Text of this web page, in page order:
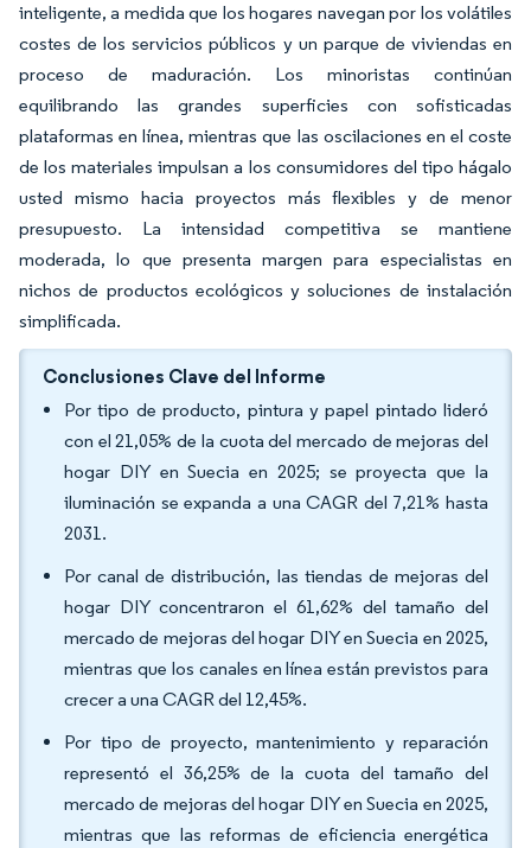
inteligente, a medida que los hogares navegan por los volátiles
costes de los servicios públicos y un parque de viviendas en
proceso de maduración. Los minoristas continúan
equilibrando las grandes superficies con sofisticadas
plataformas en línea, mientras que las oscilaciones en el coste
de los materiales impulsan a los consumidores del tipo hágalo
usted mismo hacia proyectos más flexibles y de menor
presupuesto. La intensidad competitiva se mantiene
moderada, lo que presenta margen para especialistas en
nichos de productos ecológicos y soluciones de instalación
simplificada.
Conclusiones Clave del Informe
Por tipo de producto, pintura y papel pintado lideró
con el 21,05% de la cuota del mercado de mejoras del
hogar DIY en Suecia en 2025; se proyecta que la
iluminación se expanda a una CAGR del 7,21% hasta
2031.
Por canal de distribución, las tiendas de mejoras del
hogar DIY concentraron el 61,62% del tamaño del
mercado de mejoras del hogar DIY en Suecia en 2025,
mientras que los canales en línea están previstos para
crecer a una CAGR del 12,45%.
Por tipo de proyecto, mantenimiento y reparación
representó el 36,25% de la cuota del tamaño del
mercado de mejoras del hogar DIY en Suecia en 2025,
mientras que las reformas de eficiencia energética